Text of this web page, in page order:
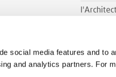
social media features and to
and analytics partners. For